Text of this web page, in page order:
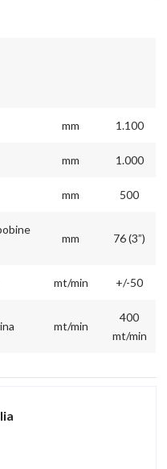
mm 1.100
mm 1.000
mm 500
mm 76 (3”)
mt/min +/-50
mt/min
400
mt/min